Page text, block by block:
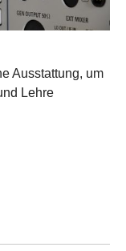
Ausstattung, um
Lehre